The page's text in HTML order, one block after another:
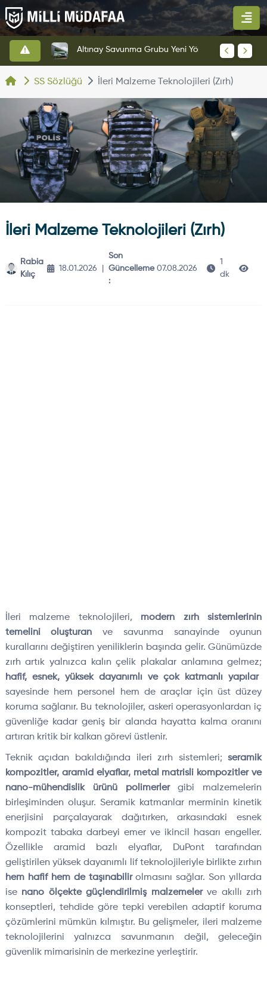
SS Sözlüğü İleri Malzeme Teknolojileri (Zırh)
İleri Malzeme Teknolojileri (Zırh)
Rabia
Kılıç
18.01.2026
Son
Güncelleme
:
07.08.2026
1
dk
İleri malzeme teknolojileri, modern zırh sistemlerinin
temelini oluşturan ve savunma sanayinde oyunun
kurallarını değiştiren yeniliklerin başında gelir. Günümüzde
zırh artık yalnızca kalınçelik plakalar anlamına gelmez;
hafif, esnek, yüksek dayanımlı veçok katmanl ı yapılar
sayesinde hem personel hem de araçlar için üst düzey
koruma sağlanır. Bu teknolojiler, askeri operasyonlardan iç
güvenliğe kadar geniş bir alanda hayatta kalma oranını
artıran kritik bir kalkan görevi üstlenir.
Teknik açıdan bakıldığında ileri zırh sistemleri;seramik
kompozitler, aramid elyaflar, metal matrisli kompozitlerve
nano-mühendislik ürünü polimerlergibi malzemelerin
birleşiminden oluşur. Seramik katmanlar merminin kinetik
enerjisini parçalayarak dağıtırken, arkasındaki esnek
kompozittabaka darbeyi emer ve ikincil hasarı engeller.
Özellikle aramid bazl ı elyaflar, DuPont tarafından
geliştirilen yüksek dayanımlı lif teknolojileriyle birlikte zırhın
hem hafif hem de taşınabilirolmasını sağlar. Son yıllarda
ise nano ölçekte güçlendirilmiş malzemelerve akıllı zırh
konseptleri, tehdide göre tepki verebilenadaptifkoruma
çözümlerini mümkün kılmıştır. Bu gelişmeler, ileri malzeme
teknolojilerini yalnızca savunmanın değil, geleceğin
güvenlik mimarisinin de merkezine yerleştirir.